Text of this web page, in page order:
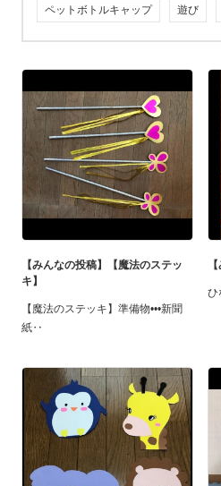
ペットボトルキャップ 遊び
【みんなの投稿】【魔法のステッ
キ】
【魔法のステッキ】準備物•••新聞
紙‥
ひ